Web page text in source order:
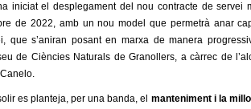
iniciat el desplegament del nou contracte deservei
de 2022, amb un nou model que permetrà anar
que s’aniran posant en marxa de manera
de Ciències Naturals de Granollers, a càrrec de
es planteja, per una banda, el manteniment i la